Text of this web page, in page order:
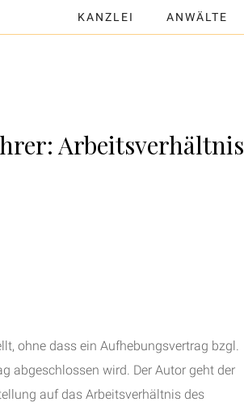
KANZLEI ANWÄLTE
Arbeitsverhältnis
ohne dass ein Aufhebungsvertrag bzgl.
abgeschlossen wird. Der Autor geht der
auf das Arbeitsverhältnis des